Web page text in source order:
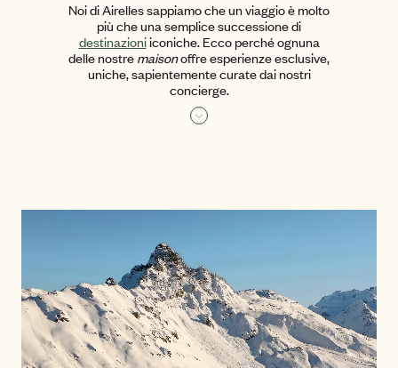
Noi di Airelles sappiamo che un viaggio è molto
più che una semplice successione di
destinazioniiconiche. Ecco perché ognuna
delle nostre maisonoffre esperienze esclusive,
uniche, sapientemente curate dai nostri
concierge.
Leggi di più